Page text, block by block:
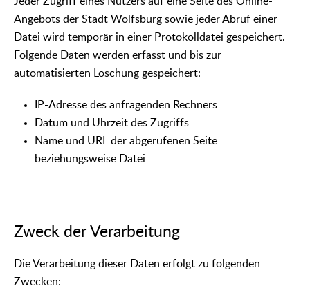
Angebots der Stadt Wolfsburg sowie jeder Abruf einer
Datei wird temporär in einer Protokolldatei gespeichert.
Folgende Daten werden erfasst und bis zur
automatisierten Löschung gespeichert:
IP-Adresse des anfragenden Rechners
Datum und Uhrzeit des Zugriffs
Name und URL der abgerufenen Seite
beziehungsweise Datei
Zweck der Verarbeitung
Die Verarbeitung dieser Daten erfolgt zu folgenden
Zwecken: